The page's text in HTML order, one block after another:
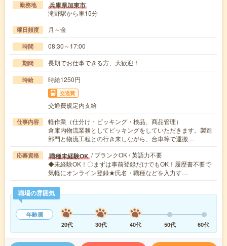
勤務地 兵庫県加東市
滝野駅から車15分
曜日頻度 月～金
時間 08:30～17:00
期間 長期でお仕事できる方、大歓迎！
時給 時給1250円
交通費
交通費規定内支給
仕事内容
軽作業（仕分け・ピッキング・検品、商品管理）
倉庫内物流業務としてピッキングをしていただきます。製造
部門と物流工程との行き来しながら、台車等で運搬…
応募資格 職種未経験OK / ブランクOK / 英語力不要
◆未経験OK！〇まずは事前登録だけでもOK！履歴書不要で
気軽にオンライン登録★氏名・職種などを入力す…
職場の雰囲気
年齢層
20代
30代 40代 50代 60代